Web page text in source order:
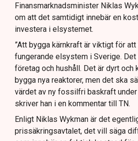
Finansmarknadsminister Niklas
om att det samtidigt innebär en
investera i elsystemet.
”Att bygga kärnkraft är viktigt för
fungerande elsystem i Sverige. Det
företag och hushåll. Det är dyrt och
bygga nya reaktorer, men det ska
värdet av ny fossilfri baskraft
skriver han i en kommentar till TN.
Enligt Niklas Wykman är det
prissäkringsavtalet, det vill säga